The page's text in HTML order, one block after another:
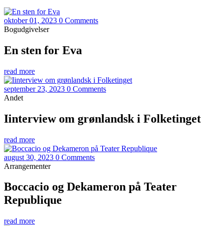
oktober 01, 2023 0 Comments
Bogudgivelser
En sten for Eva
read more
september 23, 2023 0 Comments
Andet
Iinterview om grønlandsk i Folketinget
read more
august 30, 2023 0 Comments
Arrangementer
Boccacio og Dekameron på Teater
Republique
read more